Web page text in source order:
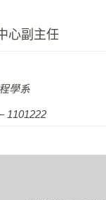
心副主任
學系
1101222